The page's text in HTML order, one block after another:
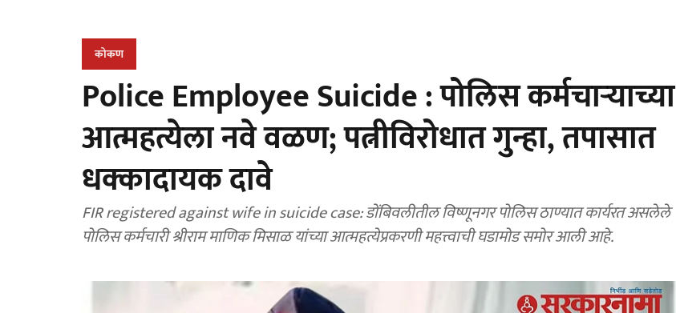
कोकण
Police Employee Suicide : पोलिस कर्मचाऱ्याच्या
आत्महत्येला नवे वळण; पत्नीविरोधात गुन्हा, तपासात
धक्कादायक दावे
FIR registered against wife in suicide case: डोंबिवलीतील विष्णूनगर पोलिस ठाण्यात कार्यरत असलेले
पोलिस कर्मचारी श्रीराम माणिक मिसाळ यांच्या आत्महत्येप्रकरणी महत्त्वाची घडामोड समोर आली आहे.